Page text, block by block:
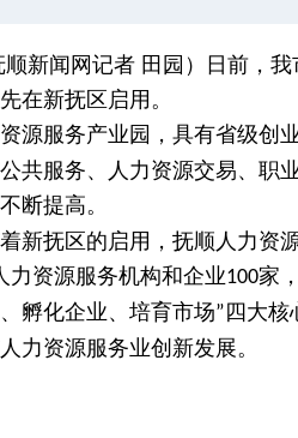
顺新闻网记者 田园）
日前，
在新抚区启用。
服务产业园，具有省级创业
共服务、人力资源交易、职
断提高。
新抚区的启用，抚顺人力资
力资源服务机构和企业100家
孵化企业、培育市场” 四大
力资源服务业创新发展。